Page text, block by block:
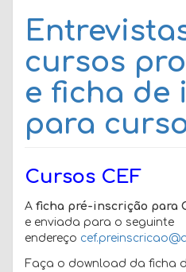
cursos
e ficha de
para
Cursos CEF
A ficha pré-inscrição para
e enviada para o seguinte
endereço
Faça o download da ficha